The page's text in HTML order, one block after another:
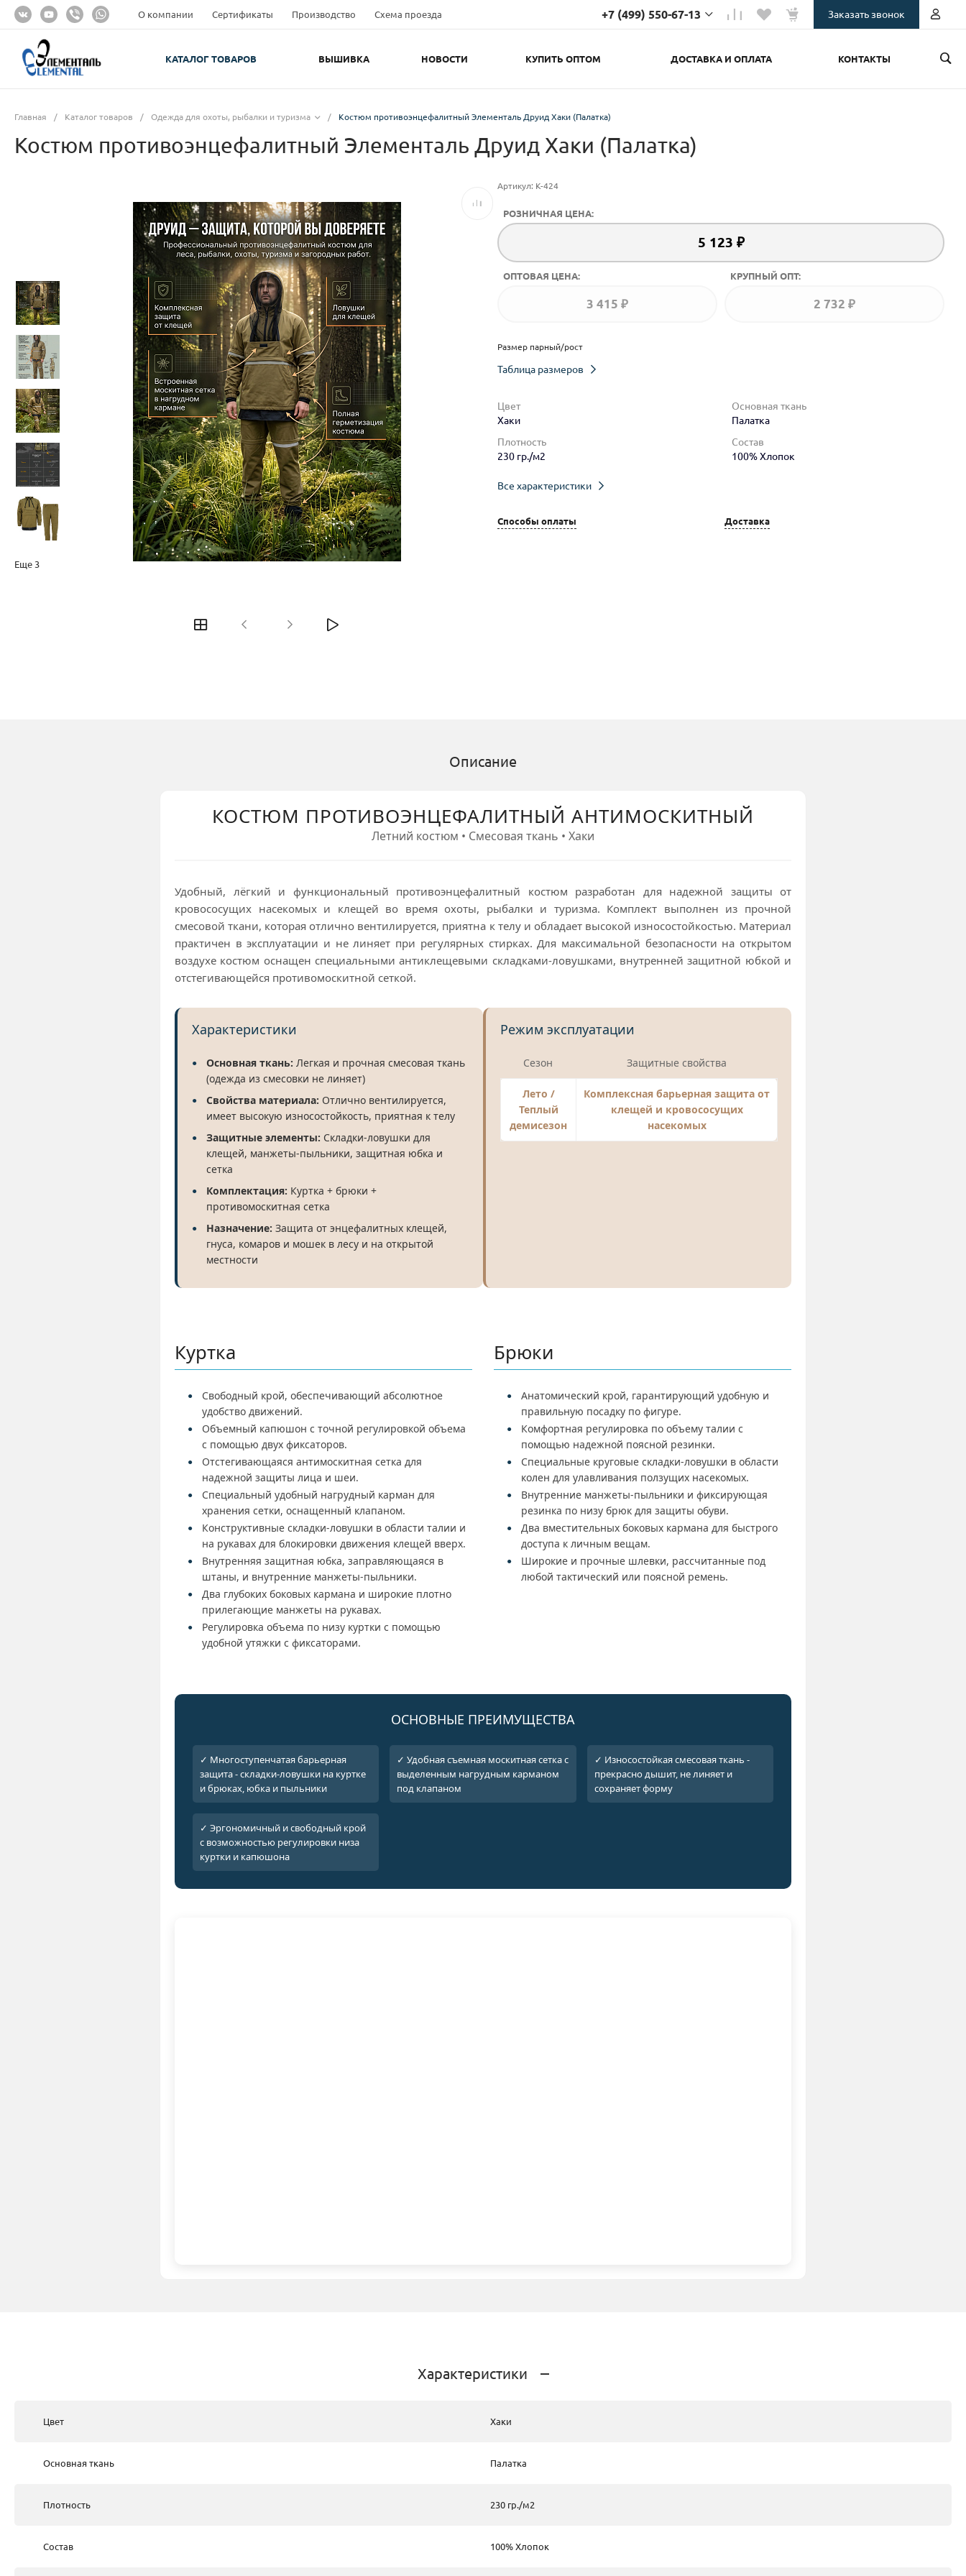
О компании Сертификаты Производство Схема проезда +7 (499) 550-67-13
+7 (499) 550-67-13
+7 (977) 101-25-03
Розничный отдел
Заказать звонок
КАТАЛОГ ТОВАРОВ ВЫШИВКА НОВОСТИ КУПИТЬ ОПТОМ ДОСТАВКА И ОПЛАТА КОНТАКТЫ
Главная / Каталог товаров / Одежда для охоты, рыбалки и туризма / Костюм противоэнцефалитный Элементаль Друид Хаки (Палатка)
Костюм противоэнцефалитный Элементаль Друид Хаки (Палатка)
Еще 3
Артикул: К-424
РОЗНИЧНАЯ ЦЕНА:
5 123 ₽
ОПТОВАЯ ЦЕНА:
3 415 ₽
КРУПНЫЙ ОПТ:
2 732 ₽
Размер парный/рост
Таблица размеров
Цвет
Хаки
Основная ткань
Палатка
Плотность
230 гр./м2
Состав
100% Хлопок
Все характеристики
Способы оплаты Доставка
Описание
КОСТЮМ ПРОТИВОЭНЦЕФАЛИТНЫЙ АНТИМОСКИТНЫЙ
Летний костюм • Смесовая ткань • Хаки
Удобный, лёгкий и функциональный противоэнцефалитный костюм разработан для надежной защиты от
кровососущих насекомых и клещей во время охоты, рыбалки и туризма. Комплект выполнен из прочной
смесовой ткани, которая отлично вентилируется, приятна к телу и обладает высокой износостойкостью. Материал
практичен в эксплуатации и не линяет при регулярных стирках. Для максимальной безопасности на открытом
воздухе костюм оснащен специальными антиклещевыми складками-ловушками, внутренней защитной юбкой и
отстегивающейся противомоскитной сеткой.
Характеристики
Основная ткань: Легкая и прочная смесовая ткань
(одежда из смесовки не линяет)
Свойства материала: Отлично вентилируется,
имеет высокую износостойкость, приятная к телу
Защитные элементы: Складки-ловушки для
клещей, манжеты-пыльники, защитная юбка и
сетка
Комплектация: Куртка + брюки +
противомоскитная сетка
Назначение: Защита от энцефалитных клещей,
гнуса, комаров и мошек в лесу и на открытой
местности
Режим эксплуатации
Сезон Защитные свойства
Лето /
Теплый
демисезон
Комплексная барьерная защита от
клещей и кровососущих
насекомых
Куртка
Свободный крой, обеспечивающий абсолютное
удобство движений.
Объемный капюшон с точной регулировкой объема
с помощью двух фиксаторов.
Отстегивающаяся антимоскитная сетка для
надежной защиты лица и шеи.
Специальный удобный нагрудный карман для
хранения сетки, оснащенный клапаном.
Конструктивные складки-ловушки в области талии и
на рукавах для блокировки движения клещей вверх.
Внутренняя защитная юбка, заправляющаяся в
штаны, и внутренние манжеты-пыльники.
Два глубоких боковых кармана и широкие плотно
прилегающие манжеты на рукавах.
Регулировка объема по низу куртки с помощью
удобной утяжки с фиксаторами.
Брюки
Анатомический крой, гарантирующий удобную и
правильную посадку по фигуре.
Комфортная регулировка по объему талии с
помощью надежной поясной резинки.
Специальные круговые складки-ловушки в области
колен для улавливания ползущих насекомых.
Внутренние манжеты-пыльники и фиксирующая
резинка по низу брюк для защиты обуви.
Два вместительных боковых кармана для быстрого
доступа к личным вещам.
Широкие и прочные шлевки, рассчитанные под
любой тактический или поясной ремень.
ОСНОВНЫЕ ПРЕИМУЩЕСТВА
✓ Многоступенчатая барьерная
защита - складки-ловушки на куртке
и брюках, юбка и пыльники
✓ Удобная съемная москитная сетка с
выделенным нагрудным карманом
под клапаном
✓ Износостойкая смесовая ткань -
прекрасно дышит, не линяет и
сохраняет форму
✓ Эргономичный и свободный крой
с возможностью регулировки низа
куртки и капюшона
Характеристики
Цвет Хаки
Основная ткань Палатка
Плотность 230 гр./м2
Состав 100% Хлопок